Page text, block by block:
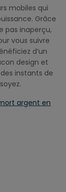
mobiles qui
Grâce
pas inaperçu,
vous suivre
d’un
design et
instants de
argent en